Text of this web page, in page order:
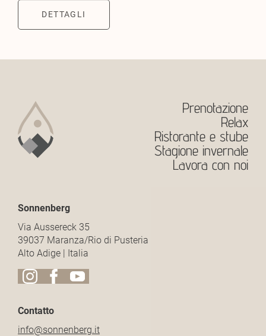
DETTAGLI
Prenotazione
Relax
Ristorante e stube
Stagione invernale
Lavora con noi
Sonnenberg
Via Aussereck 35
39037 Maranza/Rio di Pusteria
Alto Adige | Italia
Contatto
info@sonnenberg.it